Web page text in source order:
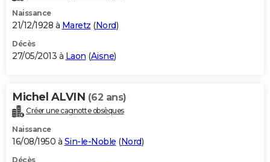
Naissance
21/12/1928 à Maretz (Nord)
Décès
27/05/2013 à Laon (Aisne)
Michel ALVIN (62 ans)
Créer une cagnotte obsèques
Naissance
16/08/1950 à Sin-le-Noble (Nord)
Décès